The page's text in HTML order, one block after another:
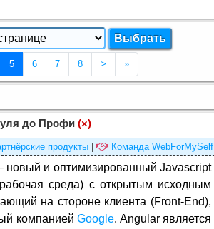
5(Текущая страница 5)
6 7 8 > »
до Профи (×)
продукты Команда WebForMySelf
новый и оптимизированный Javascript
среда) с открытым исходным
на стороне клиента (Front-End),
компанией Google. Angular является